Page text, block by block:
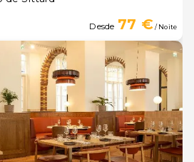
Desde 77 €/ Noite